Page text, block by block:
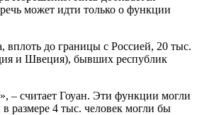
может идти только о функции
до границы с Россией, 20 тыс.
и Швеция), бывших республик
– считает Гоуан. Эти функции могли
размере 4 тыс. человек могли бы